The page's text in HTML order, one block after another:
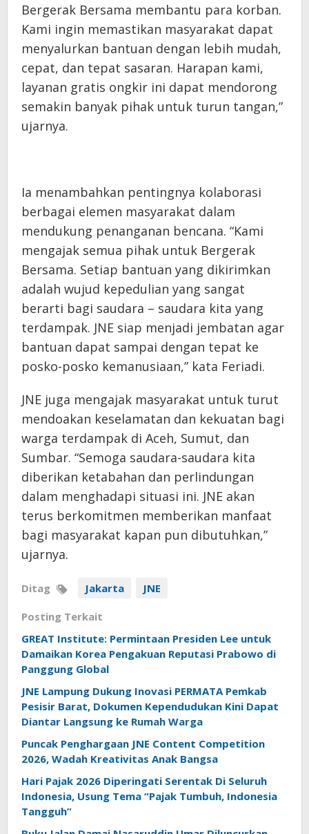
Bergerak Bersama membantu para korban.
Kami ingin memastikan masyarakat dapat
menyalurkan bantuan dengan lebih mudah,
cepat, dan tepat sasaran. Harapan kami,
layanan gratis ongkir ini dapat mendorong
semakin banyak pihak untuk turun tangan,”
ujarnya.
Ia menambahkan pentingnya kolaborasi
berbagai elemen masyarakat dalam
mendukung penanganan bencana. “Kami
mengajak semua pihak untuk Bergerak
Bersama. Setiap bantuan yang dikirimkan
adalah wujud kepedulian yang sangat
berarti bagi saudara – saudara kita yang
terdampak. JNE siap menjadi jembatan agar
bantuan dapat sampai dengan tepat ke
posko-posko kemanusiaan,” kata Feriadi.
JNE juga mengajak masyarakat untuk turut
mendoakan keselamatan dan kekuatan bagi
warga terdampak di Aceh, Sumut, dan
Sumbar. “Semoga saudara-saudara kita
diberikan ketabahan dan perlindungan
dalam menghadapi situasi ini. JNE akan
terus berkomitmen memberikan manfaat
bagi masyarakat kapan pun dibutuhkan,”
ujarnya.
Ditag Jakarta JNE
Posting Terkait
GREAT Institute: Permintaan Presiden Lee untuk
Damaikan Korea Pengakuan Reputasi Prabowo di
Panggung Global
JNE Lampung Dukung Inovasi PERMATA Pemkab
Pesisir Barat, Dokumen Kependudukan Kini Dapat
Diantar Langsung ke Rumah Warga
Puncak Penghargaan JNE Content Competition
2026, Wadah Kreativitas Anak Bangsa
Hari Pajak 2026 Diperingati Serentak Di Seluruh
Indonesia, Usung Tema “Pajak Tumbuh, Indonesia
Tangguh”